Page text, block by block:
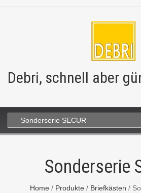
Debri, schnell aber
Sonderserie
Home / Produkte / Briefkästen /